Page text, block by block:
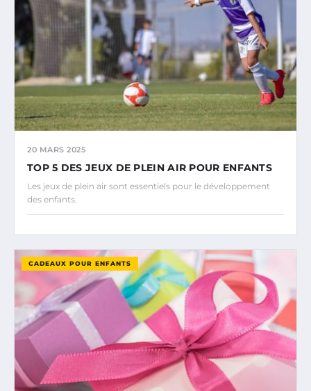
20 MARS 2025
TOP 5 DES JEUX DE PLEIN AIR POUR ENFANTS
Les jeux de plein air sont essentiels pour le développement
des enfants.
CADEAUX POUR ENFANTS